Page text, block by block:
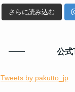
さらに読み込む
公
Tweets by pakutto_jp